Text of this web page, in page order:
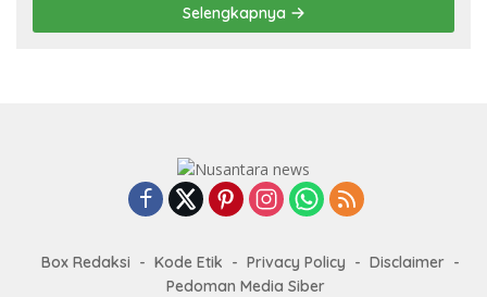
Selengkapnya
Box Redaksi Kode Etik Privacy Policy
Disclaimer
Pedoman Media Siber